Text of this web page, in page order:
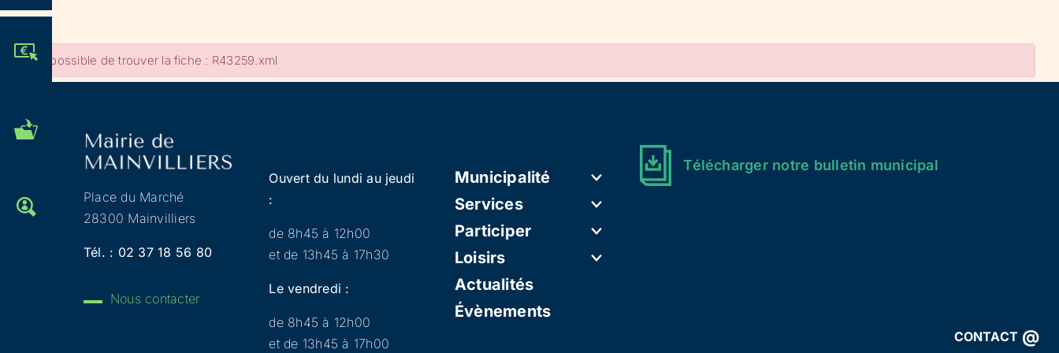
ADMINISTRATIVES
OFFRES D'EMPLOI
CONTACT @
Impossible de trouver la fiche : R43259.xml
Place du Marché
28300 Mainvilliers
Tél. : 02 37 18 56 80
Nous contacter
Ouvert du lundi au jeudi
:
de 8h45 à 12h00
et de 13h45 à 17h30
Le vendredi :
de 8h45 à 12h00
et de 13h45 à 17h00
Municipalité
Services
Participer
Loisirs
Actualités
Évènements
Télécharger notre bulletin municipal